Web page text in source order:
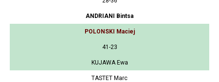
ANDRIANI Bintsa
POLONSKI Maciej
41-23
KUJAWA Ewa
TASTET Marc